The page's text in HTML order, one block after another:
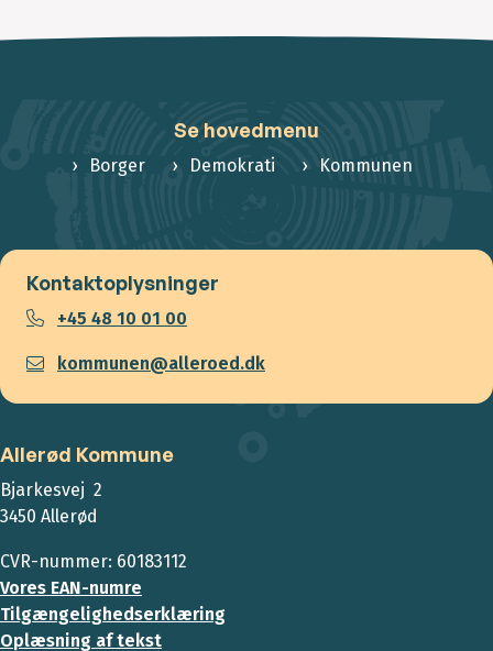
Se hovedmenu
Borger Demokrati Kommunen
Kontaktoplysninger
+45 48 10 01 00
kommunen@alleroed.dk
Allerød Kommune
Bjarkesvej 2
3450 Allerød
CVR-nummer: 60183112
Vores EAN-numre
Tilgængelighedserklæring
Oplæsning af tekst